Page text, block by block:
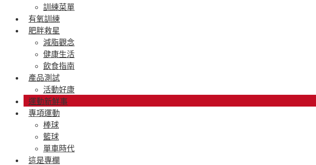
訓練菜單
有氧訓練
肥胖救星
減脂觀念
健康生活
飲食指南
產品測試
活動好康
運動新鮮事
專項運動
棒球
籃球
單車時代
這是專欄